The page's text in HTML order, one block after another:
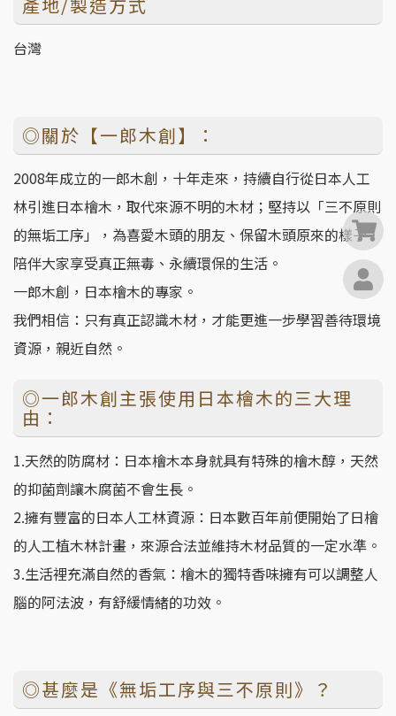
台灣
◎關於【一郎木創】：
2008年成立的一郎木創，十年走來，持續自行從日本人工
林引進日本檜木，取代來源不明的木材；堅持以「三不原則
的無垢工序」，為喜愛木頭的朋友、保留木頭原來的樣子，
陪伴大家享受真正無毒、永續環保的生活。
一郎木創，日本檜木的專家。
我們相信：只有真正認識木材，才能更進一步學習善待環境
資源，親近自然。
◎一郎木創主張使用日本檜木的三大理
由：
1.天然的防腐材：日本檜木本身就具有特殊的檜木醇，天然
的抑菌劑讓木腐菌不會生長。
2.擁有豐富的日本人工林資源：日本數百年前便開始了日檜
的人工植木林計畫，來源合法並維持木材品質的一定水準。
3.生活裡充滿自然的香氣：檜木的獨特香味擁有可以調整人
腦的阿法波，有舒緩情緒的功效。
◎甚麼是《無垢工序與三不原則》？
0